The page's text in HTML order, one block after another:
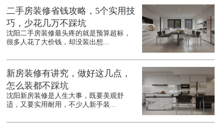
二手房装修省钱攻略，5个实用技
巧，少花几万不踩坑
沈阳二手房装修最头疼的就是预算超标，
很多人花了大价钱，却没装出想...
新房装修有讲究，做好这几点，
怎么装都不踩坑
沈阳新房装修是人生大事，既要美观舒
适，又要实用耐用，不少人新手装...